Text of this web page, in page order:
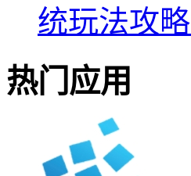
统玩法攻略
热门应用